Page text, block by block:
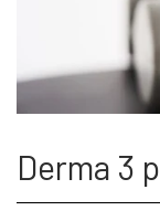
Derma 3